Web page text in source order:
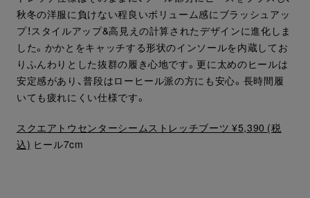
秋冬の洋服に負けない程良いボリューム感にブラッシュアッ
プ！スタイルアップ&高見えの計算されたデザインに進化しま
した。かかとをキャッチする形状のインソールを内蔵してお
りふんわりとした抜群の履き心地です。更に太めのヒールは
安定感があり、普段はローヒール派の方にも安心。長時間履
いても疲れにくい仕様です。
スクエアトウセンターシームストレッチブーツ ¥5,390 (税
込) ヒール7cm